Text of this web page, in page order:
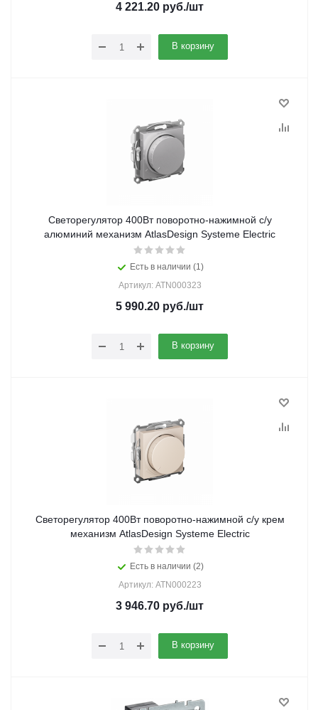
4 221.20 руб./шт
В корзину
Светорегулятор 400Вт поворотно-нажимной с/у
алюминий механизм AtlasDesign Systeme Electric
Есть в наличии (1)
Артикул: ATN000323
5 990.20 руб./шт
В корзину
Светорегулятор 400Вт поворотно-нажимной с/у крем
механизм AtlasDesign Systeme Electric
Есть в наличии (2)
Артикул: ATN000223
3 946.70 руб./шт
В корзину